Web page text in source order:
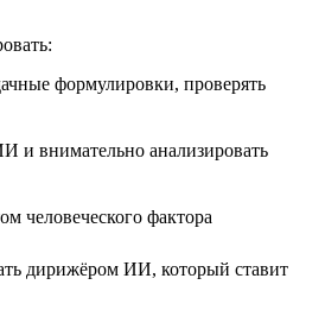
формулировки, проверять
и внимательно анализировать
человеческого фактора
дирижёром ИИ, который ставит